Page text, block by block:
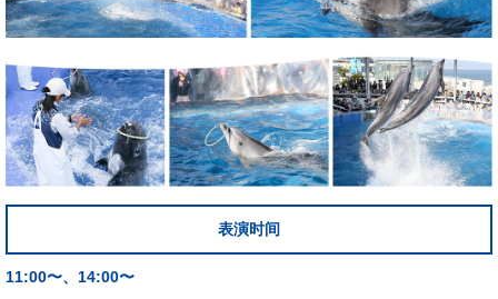
表演时间
11:00〜、14:00〜